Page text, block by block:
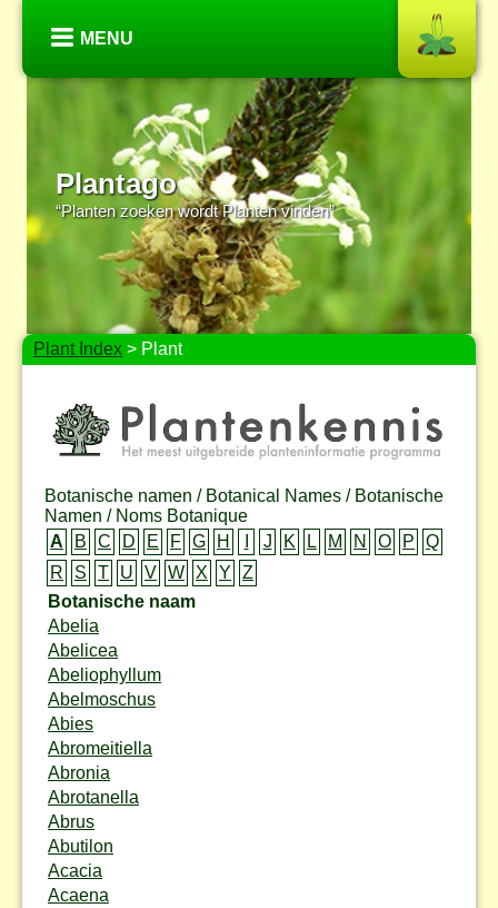
MENU
Plantago
“Planten zoeken wordt Planten vinden”
Plant Index > Plant
Botanische namen / Botanical Names / Botanische
Namen / Noms Botanique
A
B C D E F G H J K L M N O P
Q
R
S T U V W X Y
Z
Botanische naam
Abelia
Abelicea
Abeliophyllum
Abelmoschus
Abies
Abromeitiella
Abronia
Abrotanella
Abrus
Abutilon
Acacia
Acaena